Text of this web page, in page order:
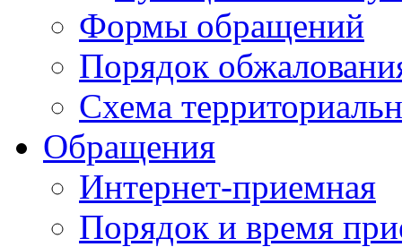
Формы обращений
Порядок
Схема
Обращения
Интернет-приемная
Порядок и время